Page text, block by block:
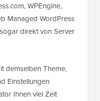
WPEngine,
Managed WordPress
direkt von Server
demselben Theme,
Einstellungen
Ihnen viel Zeit